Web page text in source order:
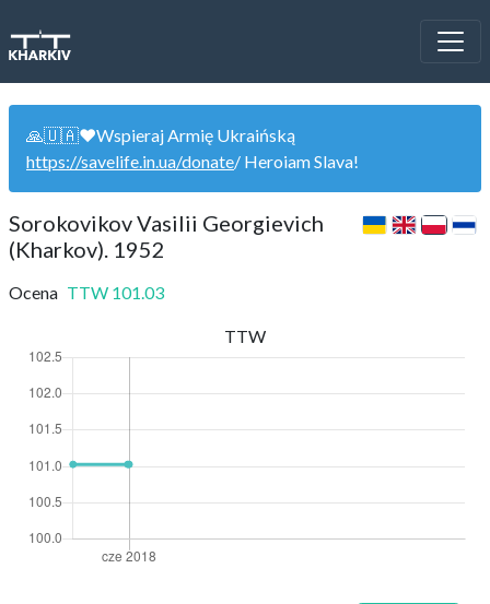
🙏🇺🇦❤️Wspieraj Armię Ukraińską
https://savelife.in.ua/donate/ Heroiam Slava!
Sorokovikov Vasilii Georgievich
(Kharkov). 1952
Ocena TTW 101.03
TTW